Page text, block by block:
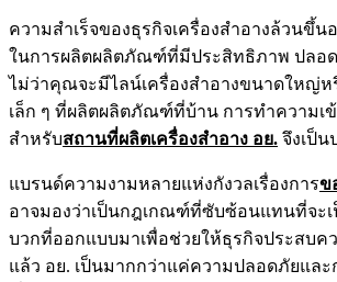
ความสำเร็จของธุรกิจเครื่องสำอางล้วนขึ้
ในการผลิตผลิตภัณฑ์ที่มีประสิทธิภาพ ปลอ
ไม่ว่าคุณจะมีไลน์เครื่องสำอางขนาดใหญ่
เล็ก ๆ ที่ผลิตผลิตภัณฑ์ที่บ้าน การทำความเ
สำหรับสถานที่ผลิตเครื่องสำอาง อย. จึงเป็น
แบรนด์ความงามหลายแห่งกังวลเรื่องการข
อาจมองว่าเป็นกฎเกณฑ์ที่ซับซ้อนแทนที่จะเ
บวกที่ออกแบบมาเพื่อช่วยให้ธุรกิจประสบคว
แล้ว อย. เป็นมากกว่าแค่ความปลอดภัยและ